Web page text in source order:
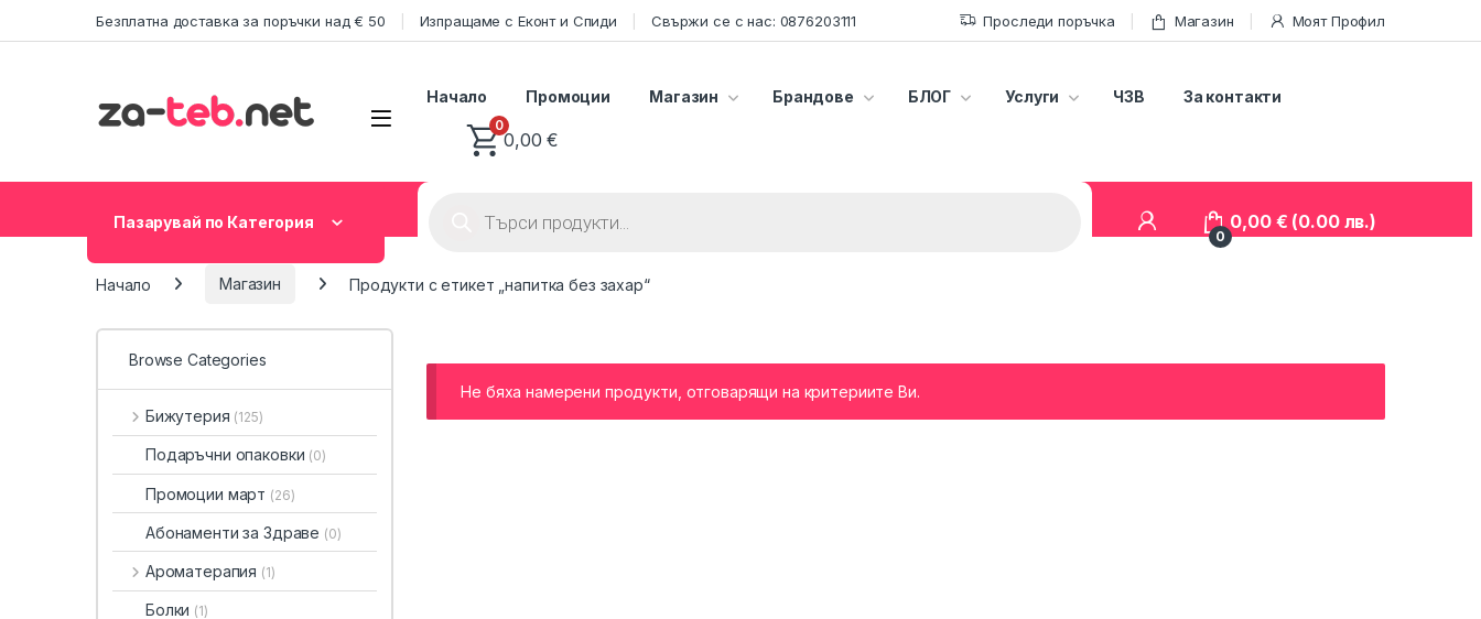
Безплатна доставка за поръчки над € 50 Изпращаме с Еконт и Спиди Свържи се с нас: 0876203111 Проследи поръчка Магазин Моят Профил
Начало Промоции Магазин Брандове БЛОГ Услуги ЧЗВ За контакти
0
0,00€
Пазарувай по Категория
0
0,00 € (0.00 лв.)
Начало Магазин Продукти с етикет „напитка без захар“
Не бяха намерени продукти, отговарящи на критериите Ви.
Browse Categories
Бижутерия (125)
Подаръчни опаковки (0)
Промоции март (26)
Абонаменти за Здраве (0)
Ароматерапия (1)
Болки (1)